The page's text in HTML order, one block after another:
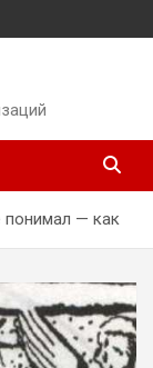
понимал — как